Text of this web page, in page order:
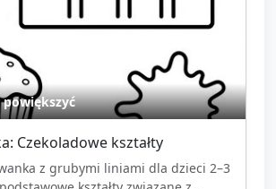
Czekoladowe kształty
z grubymi liniami dla dzieci 2–3